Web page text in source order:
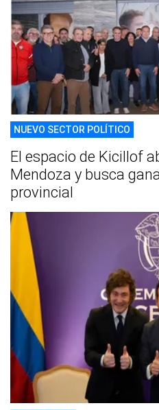
NUEVO SECTOR POLÍTICO
El espacio de Kicillof
Mendoza y busca
provincial